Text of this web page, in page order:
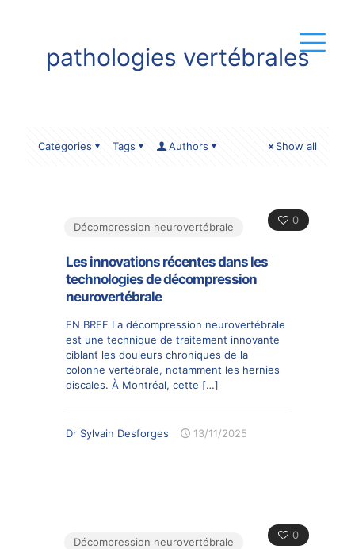
pathologies vertébrales
Categories Tags Authors Show all
0
Décompression neurovertébrale
Les innovations récentes dans les
technologies de décompression
neurovertébrale
EN BREF La décompression neurovertébrale
est une technique de traitement innovante
ciblant les douleurs chroniques de la
colonne vertébrale, notamment les hernies
discales. À Montréal, cette […]
Dr Sylvain Desforges 13/11/2025
0
Décompression neurovertébrale